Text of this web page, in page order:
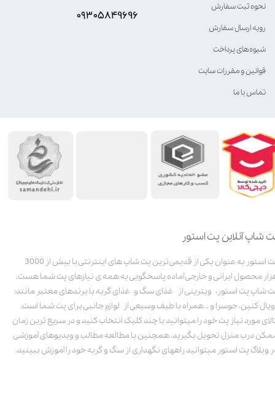
شاپ آنلاین پت استور
پت استور به عنوان یکی از قدیمی‌ترین پت شاپ های اینترنتی با بیش از 3000
محصول ایرانی و خارجی آماده پاسخگویی به همه ی نیازهای پت شما هست.
شاپ پت استور، ویترینی از غذای سگ و غذای گربه با برندهای معتبر مانند:
کنین، جوسرا و .. همراه با طیف وسیعی از لوازم جانبی برای پت شما است.
مورد نیاز پت خود را میتوانید با چند کلیک انتخاب کنید و در سریع ترین زمان
درب منزل تحویل بگیرید. همچنین با مطالعه مطالب و ویدیوهای آموزشی
وبلاگ پت استور میتوانید راههای نگهداری از سگ و گربه خود را آموزش ببینید.
نحوه ثبت سفارش
رویه ارسال سفارش
شیوه‌های پرداخت
قوانین و مقررات سایت
تماس با ما
۰۹۳۰۵8۴9696